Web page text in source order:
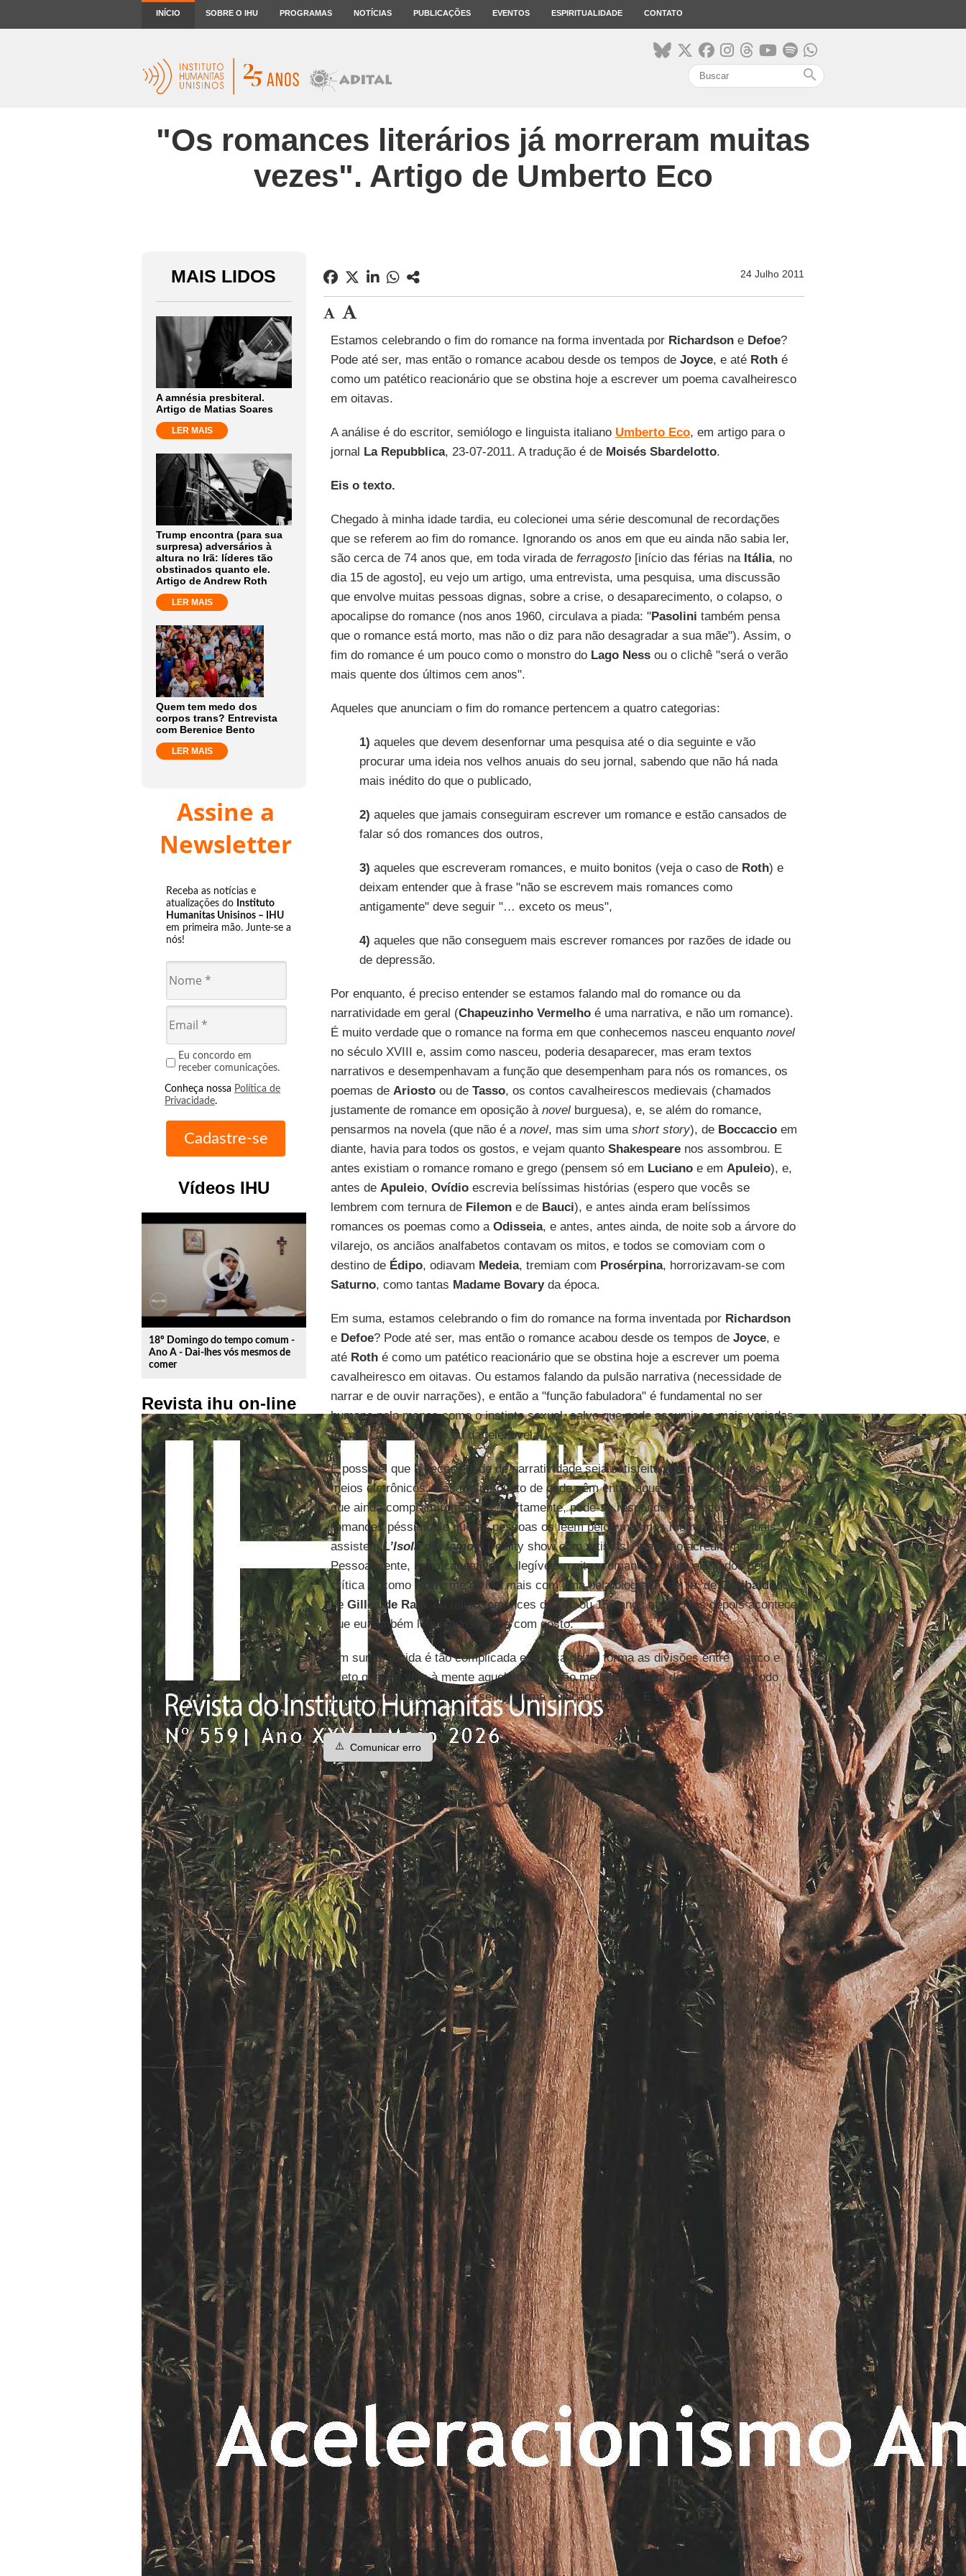
INÍCIO SOBRE O IHU PROGRAMAS NOTÍCIAS PUBLICAÇÕES EVENTOS ESPIRITUALIDADE CONTATO
search
"Os romances literários já morreram muitas
vezes". Artigo de Umberto Eco
MAIS LIDOS
A amnésia presbiteral.
Artigo de Matias Soares
LER MAIS
Trump encontra (para sua
surpresa) adversários à
altura no Irã: líderes tão
obstinados quanto ele.
Artigo de Andrew Roth
LER MAIS
Quem tem medo dos
corpos trans? Entrevista
com Berenice Bento
LER MAIS
Assine a
Newsletter
Receba as notícias e
atualizações do Instituto
Humanitas Unisinos – IHU
em primeira mão. Junte-se a
nós!
Eu concordo em
receber comunicações.
Conheça nossa Política de
Privacidade.
Vídeos IHU
play_circle_outline
18º Domingo do tempo comum -
Ano A - Dai-lhes vós mesmos de
comer
Revista ihu on-line
24 Julho 2011
Estamos celebrando o fim do romance na forma inventada por Richardsone Defoe?
Pode até ser, mas então o romance acabou desde os tempos de Joyce, e até Rothé
como um patético reacionário que se obstina hoje a escrever um poema cavalheiresco
em oitavas.
A análise é do escritor, semiólogo e linguista italiano Umberto Eco, em artigo para o
jornal La Repubblica, 23-07-2011. A tradução é de Moisés Sbardelotto.
Eis o texto.
Chegado à minha idade tardia, eu colecionei uma série descomunal de recordações
que se referem ao fim do romance. Ignorando os anos em que eu ainda não sabia ler,
são cerca de 74 anos que, em toda virada de ferragosto [início das férias na Itália, no
dia 15 de agosto], eu vejo um artigo, uma entrevista, uma pesquisa, uma discussão
que envolve muitas pessoas dignas, sobre a crise, o desaparecimento, o colapso, o
apocalipse do romance (nos anos 1960, circulava a piada: "Pasolini também pensa
que o romance está morto, mas não o diz para não desagradar a sua mãe"). Assim, o
fim do romance é um pouco como o monstro do Lago Nessou o clichê "será o verão
mais quente dos últimos cem anos".
Aqueles que anunciam o fim do romance pertencem a quatro categorias:
1) aqueles que devem desenfornar uma pesquisa até o dia seguinte e vão
procurar uma ideia nos velhos anuais do seu jornal, sabendo que não há nada
mais inédito do que o publicado,
2) aqueles que jamais conseguiram escrever um romance e estão cansados de
falar só dos romances dos outros,
3) aqueles que escreveram romances, e muito bonitos (veja o caso de Roth) e
deixam entender que à frase "não se escrevem mais romances como
antigamente" deve seguir "… exceto os meus",
4) aqueles que não conseguem mais escrever romances por razões de idade ou
de depressão.
Por enquanto, é preciso entender se estamos falando mal do romance ou da
narratividade em geral (Chapeuzinho Vermelhoé uma narrativa, e não um romance).
É muito verdade que o romance na forma em que conhecemos nasceu enquanto novel
no século XVIII e, assim como nasceu, poderia desaparecer, mas eram textos
narrativos e desempenhavam a função que desempenham para nós os romances, os
poemas de Ariostoou de Tasso, os contos cavalheirescos medievais (chamados
justamente de romance em oposição à novelburguesa), e, se além do romance,
pensarmos na novela (que não é a novel, mas sim uma short story), de Boccaccioem
diante, havia para todos os gostos, e vejam quanto Shakespearenos assombrou. E
antes existiam o romance romano e grego (pensem só em Lucianoe em Apuleio), e,
antes de Apuleio, Ovídioescrevia belíssimas histórias (espero que vocês se
lembrem com ternura de Filemone de Bauci), e antes ainda eram belíssimos
romances os poemas como a Odisseia, e antes, antes ainda, de noite sob a árvore do
vilarejo, os anciãos analfabetos contavam os mitos, e todos se comoviam com o
destino de Édipo, odiavam Medeia, tremiam com Prosérpina, horrorizavam-se com
Saturno, como tantas Madame Bovaryda época.
Em suma, estamos celebrando o fim do romance na forma inventada por Richardson
e Defoe? Pode até ser, mas então o romance acabou desde os tempos de Joyce, e
até Rothé como um patético reacionário que se obstina hoje a escrever um poema
cavalheiresco em oitavas. Ou estamos falando da pulsão narrativa (necessidade de
narrar e de ouvir narrações), e então a "função fabuladora" é fundamental no ser
humano pelo menos como o instinto sexual, salvo que pode assumir as mais variadas
formas, até a do filme ou da telenovela.
É possível que a necessidade de narratividade seja satisfeita por infinitos novos
meios eletrônicos, mas me pergunto de onde vêm então aqueles milhões de pessoas
que ainda compram romances. Certamente, pode-se responder que todos são
romances péssimos e que as pessoas os leem pelos mesmos motivos pelos quais
assistemL’Isola dei famosi[reality show com artistas], mas não acredito nisso.
Pessoalmente, acho cansativos e ilegíveis muitos romances muito elogiados pela
crítica e, como Roth , me divirto mais com uma bela biografia, sei lá, deGaribaldiou
de Gilles de Rais
, ou releio romances de 100 ou 150 anos atrás. Mas depois acontece
que eu também leio alguns novos com gosto.
Em suma, a vida é tão complicada e recusa de tal forma as divisões entre branco e
preto que me vem à mente aquele ditado, não me lembro mais de quem: "Para todo
problema complexo, existe sempre uma solução simples. E errada".
⚠️ Comunicar erro